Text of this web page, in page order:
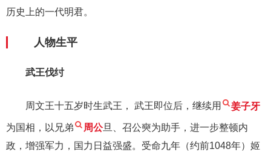
历史上的一代明君。
人物生平
武王伐纣
周文王十五岁时生武王， 武王即位后，继续用 姜子牙
为国相，以兄弟 周公旦、召公奭为助手，进一步整顿内
政，增强军力，国力日益强盛。受命九年（约前1048年）姬